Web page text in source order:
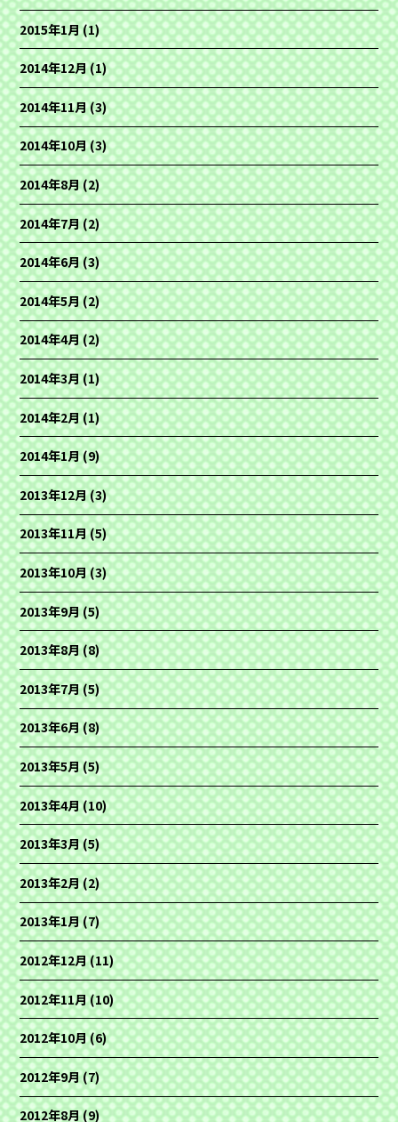
2015年1月(1)
2014年12月(1)
2014年11月(3)
2014年10月(3)
2014年8月(2)
2014年7月(2)
2014年6月(3)
2014年5月(2)
2014年4月(2)
2014年3月(1)
2014年2月(1)
2014年1月(9)
2013年12月(3)
2013年11月(5)
2013年10月(3)
2013年9月(5)
2013年8月(8)
2013年7月(5)
2013年6月(8)
2013年5月(5)
2013年4月(10)
2013年3月(5)
2013年2月(2)
2013年1月(7)
2012年12月(11)
2012年11月(10)
2012年10月(6)
2012年9月(7)
2012年8月(9)